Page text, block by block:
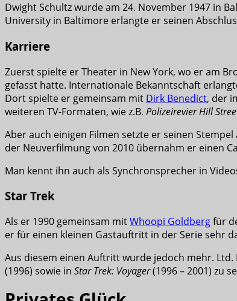
Dwight Schultz wurde am 24. November 1947 in
University in Baltimore erlangte er seinen
Karriere
Zuerst spielte er Theater in New York, wo er am
gefasst hatte. Internationale Bekanntschaft
Dort spielte er gemeinsam mit Dirk Benedict, der
weiteren TV-Formaten, wie z.B. Polizeirevier Hill
Aber auch einigen Filmen setzte er seinen Stempel
der Neuverfilmung von 2010 übernahm er einen
Man kennt ihn auch als Synchronsprecher in
Star Trek
Als er 1990 gemeinsam mitWhoopi Goldbergfür
er für einen kleinen Gastauftritt in der Serie sehr
Aus diesem einen Auftritt wurde jedoch mehr.
(1996) sowie in Star Trek: Voyager(1996 – 2001) zu